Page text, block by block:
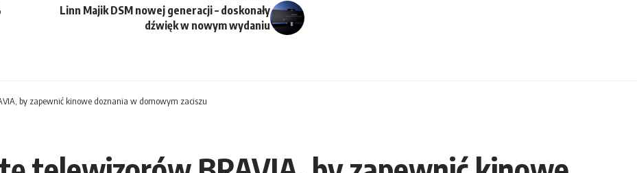
Linn Majik DSM nowej generacji – doskonały
dźwięk w nowym wydaniu
by zapewnić kinowe doznania w domowym zaciszu